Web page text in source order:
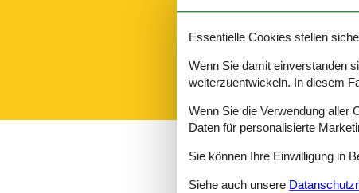
Essentielle Cookies stellen
Wenn Sie damit einverstanden
weiterzuentwickeln. In diesem
Wenn Sie die Verwendung aller
Daten für personalisierte
Sie können Ihre Einwilligung in
Siehe auch unsere